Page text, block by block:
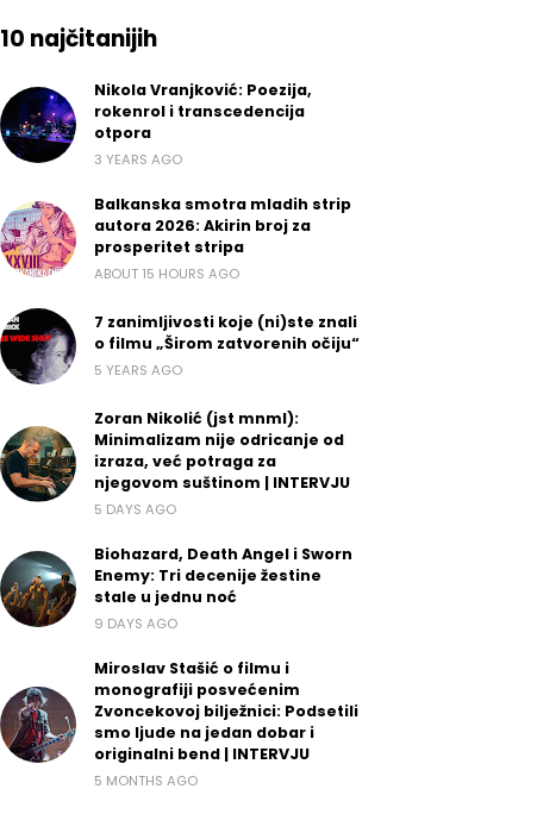
10 najčitanijih
Nikola Vranjković: Poezija,
rokenrol i transcedencija
otpora
3 YEARS AGO
Balkanska smotra mladih strip
autora 2026: Akirin broj za
prosperitet stripa
ABOUT 15 HOURS AGO
7 zanimljivosti koje (ni)ste znali
o filmu „Širom zatvorenih očiju“
5 YEARS AGO
Zoran Nikolić (jst mnml):
Minimalizam nije odricanje od
izraza, već potraga za
njegovom suštinom | INTERVJU
5 DAYS AGO
Biohazard, Death Angel i Sworn
Enemy: Tri decenije žestine
stale u jednu noć
9 DAYS AGO
Miroslav Stašić o filmu i
monografiji posvećenim
Zvoncekovoj bilježnici: Podsetili
smo ljude na jedan dobar i
originalni bend | INTERVJU
5 MONTHS AGO